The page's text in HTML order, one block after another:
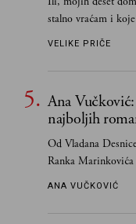
stalno vraćam i
VELIKE PRIČE
Ana
najboljih
Od Vladana
Ranka
ANA VUČKOVIĆ